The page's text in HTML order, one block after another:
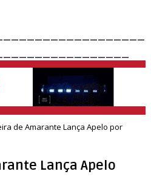
de Amarante Lança Apelo por
Lança Apelo